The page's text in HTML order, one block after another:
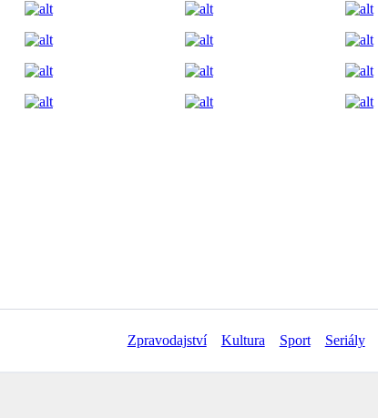
Zpravodajství Kultura Sport Seriály